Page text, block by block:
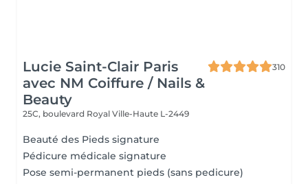
Lucie Saint-Clair Paris
avec NM Coiffure / Nails &
Beauty
310
25C, boulevard Royal Ville-Haute L-2449
Beauté des Pieds signature
Pédicure médicale signature
Pose semi-permanent pieds (sans pedicure)